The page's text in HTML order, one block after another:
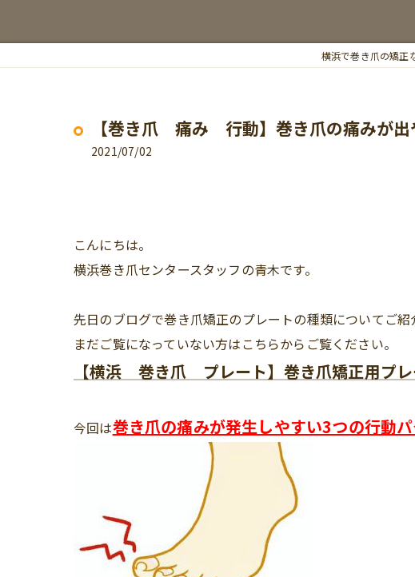
横浜で巻き爪の矯正
【巻き爪 痛み 行動】巻き爪の痛みが出
2021/07/02
こんにちは。
横浜巻き爪センタースタッフの青木です。
先日のブログで巻き爪矯正のプレートの種類についてご紹
まだご覧になっていない方はこちらからご覧ください。
【横浜 巻き爪 プレート】巻き爪矯正用プレ
今回は巻き爪の痛みが発生しやすい3つの行動